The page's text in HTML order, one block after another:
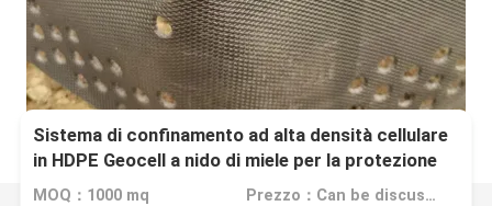
Sistema di confinamento ad alta densità cellulare
in HDPE Geocell a nido di miele per la protezione
della pendenza delle fondamenta stradali
MOQ：1000 mq Prezzo：Can be discussed